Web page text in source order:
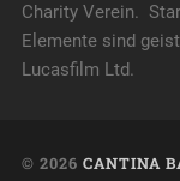
Charity Verein.
Elemente sind
Lucasfilm Ltd.
© 2026 CANTINA